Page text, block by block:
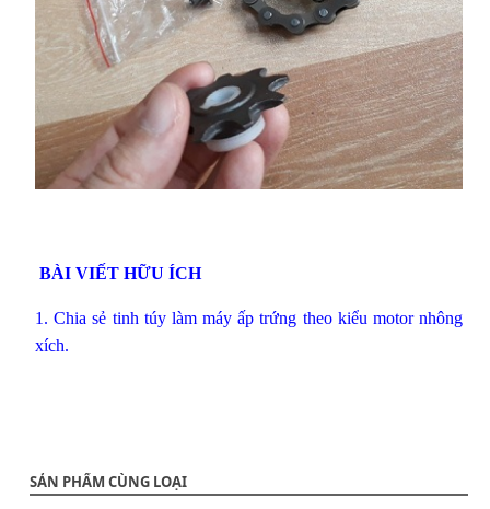
BÀI VIẾT HỮU ÍCH
1.Chia sẻ tinh túy làm máy ấp trứng theo kiểu motor nhông
xích.
SẢN PHẨM CÙNG LOẠI